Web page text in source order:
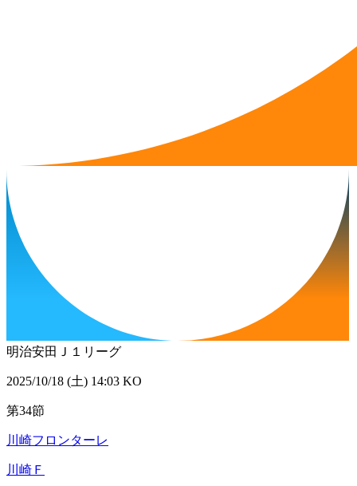
明治安田Ｊ１リーグ
2025/10/18 (土) 14:03 KO
第34節
川崎フロンターレ
川崎Ｆ